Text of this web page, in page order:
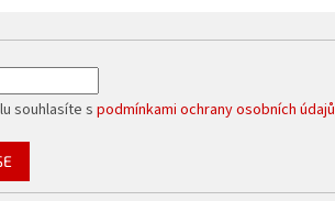
souhlasíte spodmínkami ochrany osobních údajů